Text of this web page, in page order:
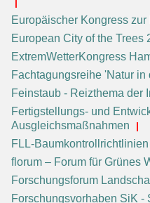
Europäischer Kongress
European City of the Trees
ExtremWetterKongress
Fachtagungsreihe 'Natur in
Feinstaub - Reizthema der
Fertigstellungs- und
Ausgleichsmaßnahmen
FLL-
florum – Forum für Grünes
Forschungsforum
Forschungsvorhaben SiK -